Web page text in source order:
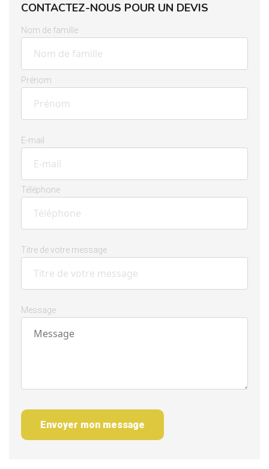
CONTACTEZ-NOUS POUR UN DEVIS
Nom de famille
Prénom
E-mail
Téléphone
Titre de votre message
Message
Envoyer mon message